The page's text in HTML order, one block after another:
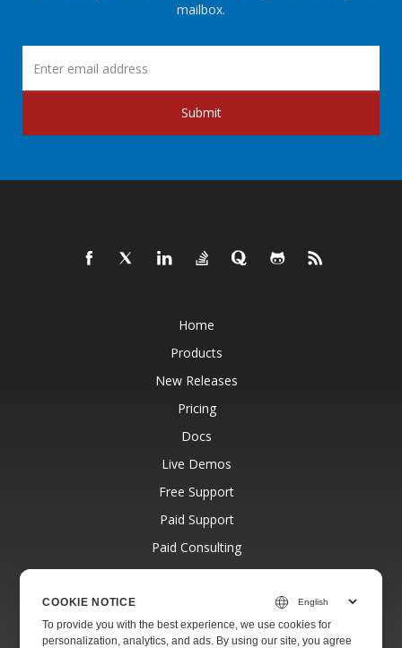
mailbox.
Submit
Home
Products
New Releases
Pricing
Docs
Live Demos
Free Support
Paid Support
Paid Consulting
Blog
About
COOKIE NOTICE
To provide you with the best experience, we use cookies for
personalization, analytics, and ads. By using our site, you agree